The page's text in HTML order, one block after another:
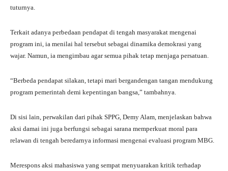
tuturnya.
Terkait adanya perbedaan pendapat di tengah masyarakat mengenai
program ini, ia menilai hal tersebut sebagai dinamika demokrasi yang
wajar. Namun, ia mengimbau agar semua pihak tetap menjaga persatuan.
“Berbeda pendapat silakan, tetapi mari bergandengan tangan mendukung
program pemerintah demi kepentingan bangsa,” tambahnya.
Di sisi lain, perwakilan dari pihak SPPG, Demy Alam, menjelaskan bahwa
aksi damai ini juga berfungsi sebagai sarana memperkuat moral para
relawan di tengah beredarnya informasi mengenai evaluasi program MBG.
Merespons aksi mahasiswa yang sempat menyuarakan kritik terhadap